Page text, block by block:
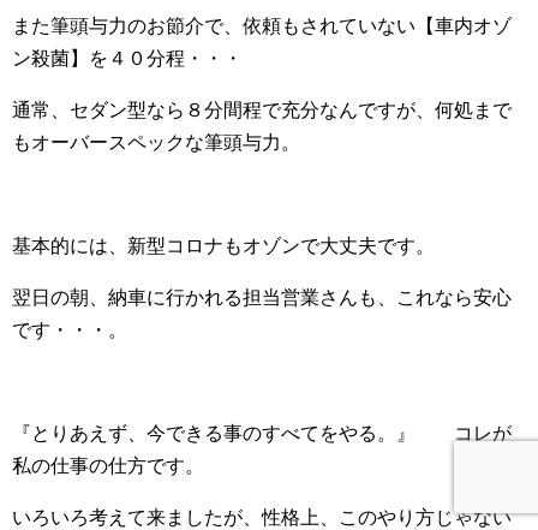
また筆頭与力のお節介で、依頼もされていない【車内オゾ
ン殺菌】を４０分程・・・
通常、セダン型なら８分間程で充分なんですが、何処まで
もオーバースペックな筆頭与力。
基本的には、新型コロナもオゾンで大丈夫です。
翌日の朝、納車に行かれる担当営業さんも、これなら安心
です・・・。
『とりあえず、今できる事のすべてをやる。』 コレが
私の仕事の仕方です。
いろいろ考えて来ましたが、性格上、このやり方じゃない